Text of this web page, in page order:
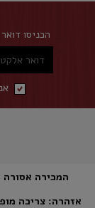
הכניסו
דואר
אזהרה: צריכה